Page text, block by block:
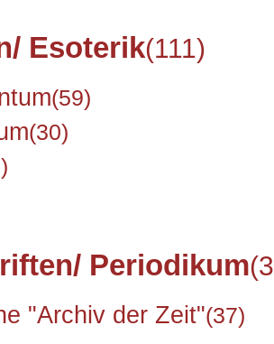
Esoterik(111)
(59)
(30)
Periodikum
"Archiv der Zeit"(37)